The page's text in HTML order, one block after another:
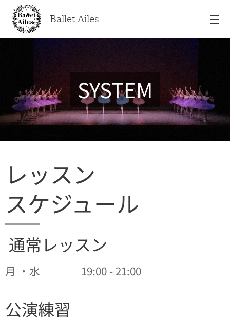
Ballet Ailes
SYSTEM
レッスン
スケジュール
通常レッスン
月 ・水 19:00 - 21:00
公演練習